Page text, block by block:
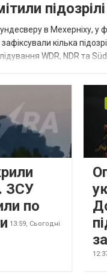
в Мехерніху, у
кілька
WDR, NDR та
ЗСУ
по
13:59, Сьогодні